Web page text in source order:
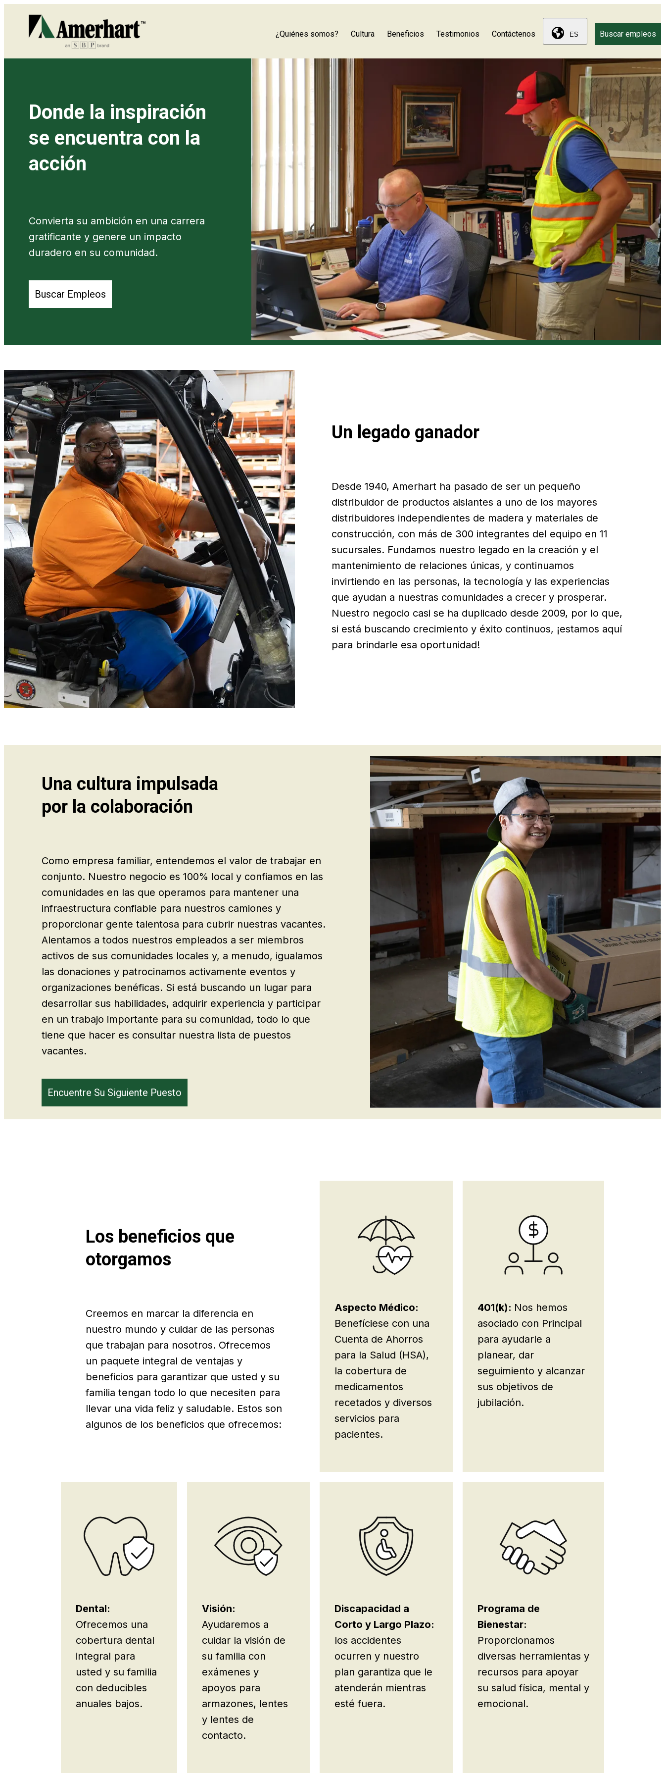
¿Quiénes somos? Cultura Beneficios Testimonios Contáctenos ES Buscar empleos
Donde la inspiración
se encuentra con la
acción
Convierta su ambición en una carrera
gratificante y genere un impacto
duradero en su comunidad.
Buscar Empleos
Un legado ganador
Desde 1940, Amerhart ha pasado de ser un pequeño
distribuidor de productos aislantes a uno de los mayores
distribuidores independientes de madera y materiales de
construcción, con más de 300 integrantes del equipo en 11
sucursales. Fundamos nuestro legado en la creación y el
mantenimiento de relaciones únicas, y continuamos
invirtiendo en las personas, la tecnología y las experiencias
que ayudan a nuestras comunidades a crecer y prosperar.
Nuestro negocio casi se ha duplicado desde 2009, por lo que,
si está buscando crecimiento y éxito continuos, ¡estamos aquí
para brindarle esa oportunidad!
Una cultura impulsada
por la colaboración
Como empresa familiar, entendemos el valor de trabajar en
conjunto. Nuestro negocio es 100% local y confiamos en las
comunidades en las que operamos para mantener una
infraestructura confiable para nuestros camiones y
proporcionar gente talentosa para cubrir nuestras vacantes.
Alentamos a todos nuestros empleados a ser miembros
activos de sus comunidades locales y, a menudo, igualamos
las donaciones y patrocinamos activamente eventos y
organizaciones benéficas. Si está buscando un lugar para
desarrollar sus habilidades, adquirir experiencia y participar
en un trabajo importante para su comunidad, todo lo que
tiene que hacer es consultar nuestra lista de puestos
vacantes.
Encuentre Su Siguiente Puesto
Los beneficios que
otorgamos
Creemos en marcar la diferencia en
nuestro mundo y cuidar de las personas
que trabajan para nosotros. Ofrecemos
un paquete integral de ventajas y
beneficios para garantizar que usted y su
familia tengan todo lo que necesiten para
llevar una vida feliz y saludable. Estos son
algunos de los beneficios que ofrecemos:
Aspecto Médico:
Benefíciese con una
Cuenta de Ahorros
para la Salud (HSA),
la cobertura de
medicamentos
recetados y diversos
servicios para
pacientes.
401(k): Nos hemos
asociado con Principal
para ayudarle a
planear, dar
seguimiento y alcanzar
sus objetivos de
jubilación.
Dental:
Ofrecemos una
cobertura dental
integral para
usted y su familia
con deducibles
anuales bajos.
Visión:
Ayudaremos a
cuidar la visión de
su familia con
exámenes y
apoyos para
armazones, lentes
y lentes de
contacto.
Discapacidad a
Corto y Largo Plazo:
los accidentes
ocurren y nuestro
plan garantiza que le
atenderán mientras
esté fuera.
Programa de
Bienestar:
Proporcionamos
diversas herramientas y
recursos para apoyar
su salud física, mental y
emocional.